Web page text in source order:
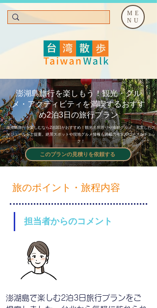
ME
NU
澎湖島旅行を楽しもう！観光・グル
メ・アクティビティを満喫するおすす
め2泊3日の旅行プラン
澎湖島旅行を楽しむなら2泊3日がおすすめ！観光名所巡りや海鮮グルメ、充実したス
ケジュールをご提案。絶景スポットや現地グルメ情報も満載のモデルコースをチェッ
ク！
このプランの見積りを依頼する
旅のポイント・旅程内容
担当者からのコメント
澎湖島で楽しむ2泊3日旅行プランをご